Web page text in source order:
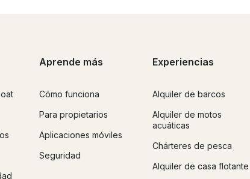
Aprende más
Cómo funciona
Para propietarios
Aplicaciones móviles
Seguridad
Experiencias
Alquiler de barcos
Alquiler de motos
acuáticas
Chárteres de pesca
Alquiler de casa flotante